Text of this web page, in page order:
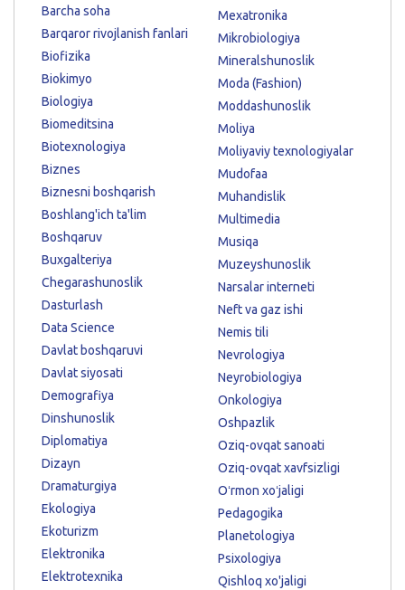
Barcha soha
Barqaror rivojlanish fanlari
Biofizika
Biokimyo
Biologiya
Biomeditsina
Biotexnologiya
Biznes
Biznesni boshqarish
Boshlang'ich ta'lim
Boshqaruv
Buxgalteriya
Chegarashunoslik
Dasturlash
Data Science
Davlat boshqaruvi
Davlat siyosati
Demografiya
Dinshunoslik
Diplomatiya
Dizayn
Dramaturgiya
Ekologiya
Ekoturizm
Elektronika
Elektrotexnika
Mexatronika
Mikrobiologiya
Mineralshunoslik
Moda (Fashion)
Moddashunoslik
Moliya
Moliyaviy texnologiyalar
Mudofaa
Muhandislik
Multimedia
Musiqa
Muzeyshunoslik
Narsalar interneti
Neft va gaz ishi
Nemis tili
Nevrologiya
Neyrobiologiya
Onkologiya
Oshpazlik
Oziq-ovqat sanoati
Oziq-ovqat xavfsizligi
Oʻrmon xoʻjaligi
Pedagogika
Planetologiya
Psixologiya
Qishloq xo'jaligi